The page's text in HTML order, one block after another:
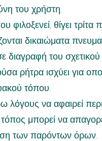
του χρήστη.
φιλοξενεί, θίγει
δικαιώματα
διαγραφή του
ρήτρα ισχύει για
τόπου.
λόγους να αφαιρεί
μπορεί να
των παρόντων όρων.